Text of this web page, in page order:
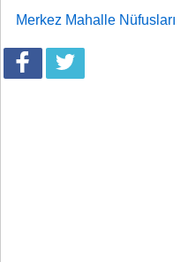
Merkez Mahalle Nüfusları